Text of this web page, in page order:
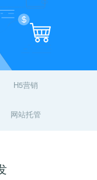
APP开发
物联网开发
H5营销
网站托管